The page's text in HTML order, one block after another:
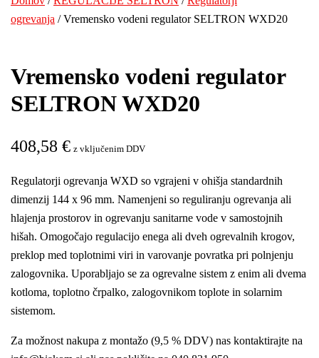
ogrevanja / Vremensko vodeni regulator SELTRON WXD20
Vremensko vodeni regulator
SELTRON WXD20
408,58 € z vključenim DDV
Regulatorji ogrevanja WXD so vgrajeni v ohišja standardnih
dimenzij 144 x 96 mm. Namenjeni so reguliranju ogrevanja ali
hlajenja prostorov in ogrevanju sanitarne vode v samostojnih
hišah. Omogočajo regulacijo enega ali dveh ogrevalnih krogov,
preklop med toplotnimi viri in varovanje povratka pri polnjenju
zalogovnika. Uporabljajo se za ogrevalne sistem z enim ali dvema
kotloma, toplotno črpalko, zalogovnikom toplote in solarnim
sistemom.
Za možnost nakupa z montažo (9,5 % DDV) nas kontaktirajte na